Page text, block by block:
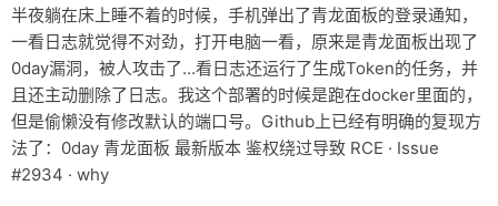
软件
折腾
手机
前端
半夜躺在床上睡不着的时候，手机弹出了青龙面板的登录通知，
一看日志就觉得不对劲，打开电脑一看，原来是青龙面板出现了
0day漏洞，被人攻击了...看日志还运行了生成Token的任务，并
且还主动删除了日志。我这个部署的时候是跑在docker里面的，
但是偷懒没有修改默认的端口号。Github上已经有明确的复现方
法了：0day 青龙面板 最新版本 鉴权绕过导致 RCE · Issue
#2934 · why